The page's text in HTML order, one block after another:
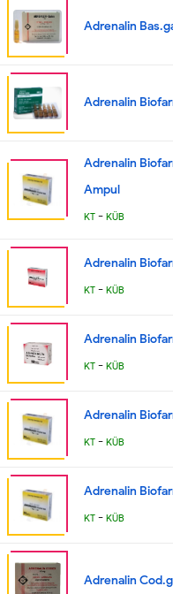
Adrenalin
Adrenalin
Adrenalin
Ampul
KT - KÜB
Adrenalin
KT - KÜB
Adrenalin
KT - KÜB
Adrenalin
KT - KÜB
Adrenalin
KT - KÜB
Adrenalin